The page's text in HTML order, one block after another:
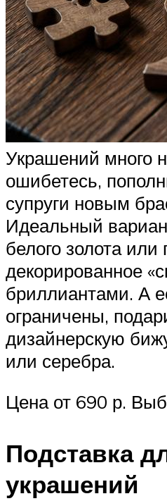
Украшений много
ошибетесь,
супруги новым
Идеальный
белого золота или
декорированное
бриллиантами. А
ограничены,
дизайнерскую
или серебра.
Цена от 690 р.
Подставка
украшений